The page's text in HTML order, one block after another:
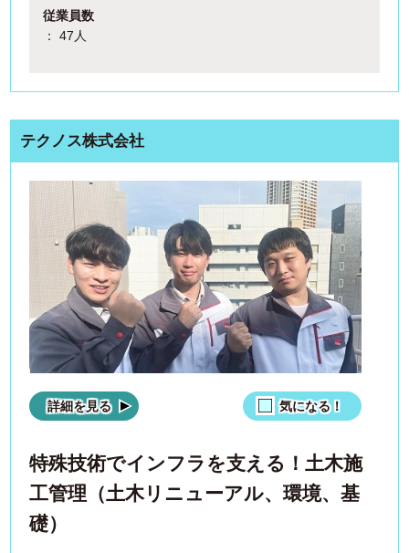
従業員数
： 47人
テクノス株式会社
詳細を見る 気になる！
特殊技術でインフラを支える！土木施
工管理（土木リニューアル、環境、基
礎）